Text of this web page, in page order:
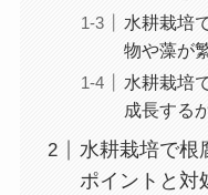
水耕栽培
物や藻が
水耕栽培
成長する
水耕栽培で根
ポイントと対